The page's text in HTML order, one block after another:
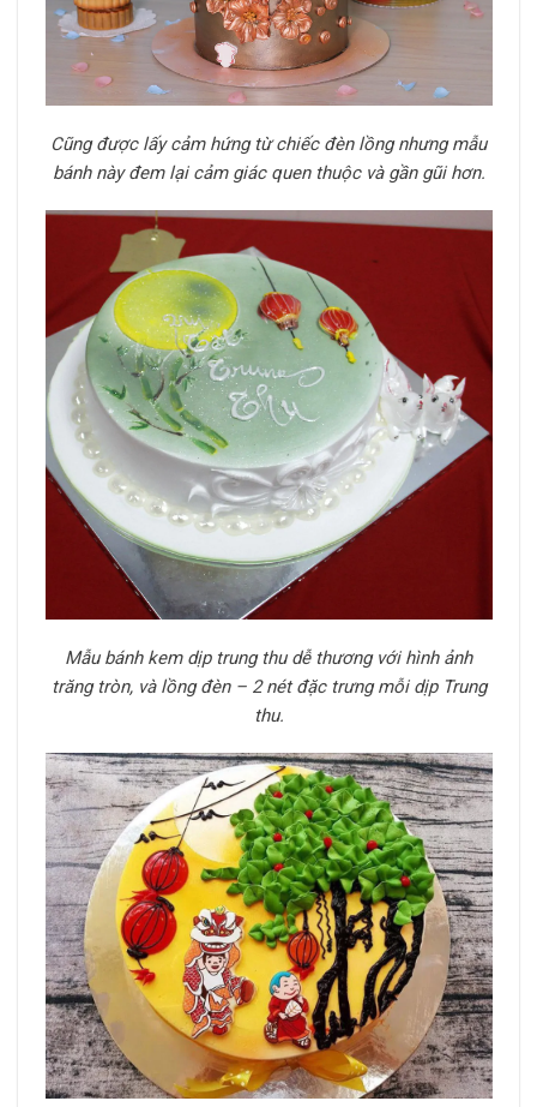
Cũng được lấy cảm hứng từ chiếc đèn lồng nhưng mẫu
bánh này đem lại cảm giác quen thuộc và gần gũi hơn.
Mẫu bánh kem dịp trung thu dễ thương với hình ảnh
trăng tròn, và lồng đèn – 2 nét đặc trưng mỗi dịp Trung
thu.